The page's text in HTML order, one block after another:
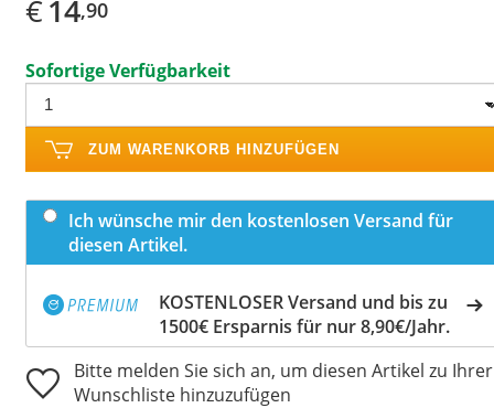
€14,90
Sofortige Verfügbarkeit
ZUM WARENKORB HINZUFÜGEN
Ich wünsche mir den kostenlosen Versand für
diesen Artikel.
KOSTENLOSER Versand und bis zu
1500€ Ersparnis für nur 8,90€/Jahr.
Bitte melden Sie sich an, um diesen Artikel zu Ihrer
Wunschliste hinzuzufügen